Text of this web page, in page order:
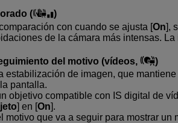
(
)
con cuando se ajusta [On],
de la cámara más intensas.
del motivo (vídeos,
)
estabilización de imagen, que
pantalla.
objetivo compatible con IS digital de
] en [On].
motivo que va a seguir para mostrar un